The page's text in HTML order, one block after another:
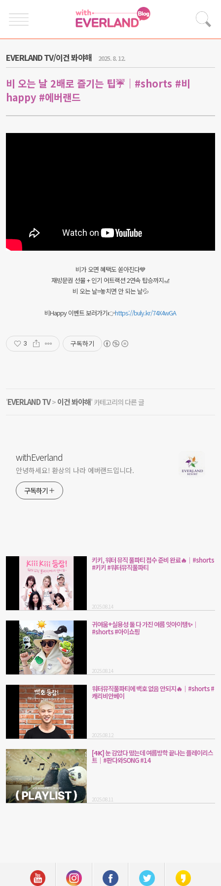
EVERLAND TV/이건 봐야해 2025. 8. 12.
비 오는 날 2배로 즐기는 팁☔｜#shorts #비
happy #에버랜드
비가 오면 혜택도 쏟아진다💙
재방문권 선물 + 인기 어트랙션 2연속 탑승까지🎢
비 오는 날=놓치면 안 되는 날💦
비Happy 이벤트 보러가기👉https://buly.kr/74X4wGA
3 구독하기
'EVERLAND TV> 이건 봐야해' 카테고리의 다른 글
withEverland
안녕하세요! 환상의 나라 에버랜드입니다.
구독하기
키키, 워터 뮤직 풀파티 접수 준비 완료🔥｜#shorts
#키키 #워터뮤직풀파티
2025.08.14
귀여움+실용성 둘 다 가진 여름 잇아이템✨｜
#shorts #아이쇼핑
2025.08.14
워터뮤직풀파티에 백호 없음 안되지🔥｜#shorts #
캐리비안베이
2025.08.12
[𝟰𝗞] 눈 감았다 떴는데 여름방학 끝나는 플레이리스
트｜#판다와SONG #14
2025.08.11